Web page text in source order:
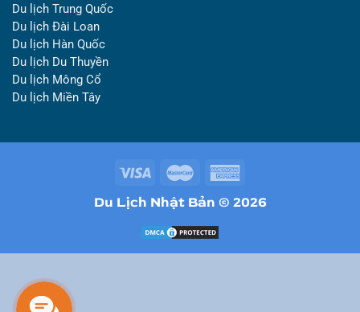
Du lịch Trung Quốc
Du lịch Đài Loan
Du lịch Hàn Quốc
Du lịch Du Thuyền
Du lịch Mông Cổ
Du lịch Miền Tây
Du Lịch Nhật Bản © 2026